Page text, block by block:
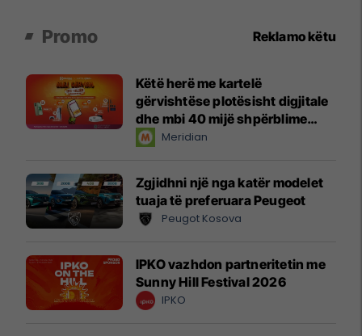
Promo Reklamo këtu
Këtë herë me kartelë
gërvishtëse plotësisht digjitale
dhe mbi 40 mijë shpërblime
instant!Meridian
Zgjidhni një nga katër modelet
tuaja të preferuara Peugeot
Peugot Kosova
IPKO vazhdon partneritetin me
Sunny Hill Festival 2026
IPKO